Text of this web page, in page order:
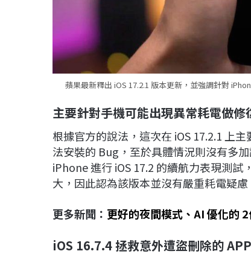
蘋果最新釋出 iOS 17.2.1 版本更新，並強調針對
主要針對手機可能出現異常耗電做修
根據官方的說法，這次在 iOS 17.2.1 上
法安裝的 Bug，至於具體情況則沒有多
iPhone 進行 iOS 17.2 的續航力表現測
大，因此認為該版本並沒有嚴重耗電疑
更多新聞： 更好的夜間模式、AI 優化的
iOS 16.7.4拯救意外遭盜刪除的 APP